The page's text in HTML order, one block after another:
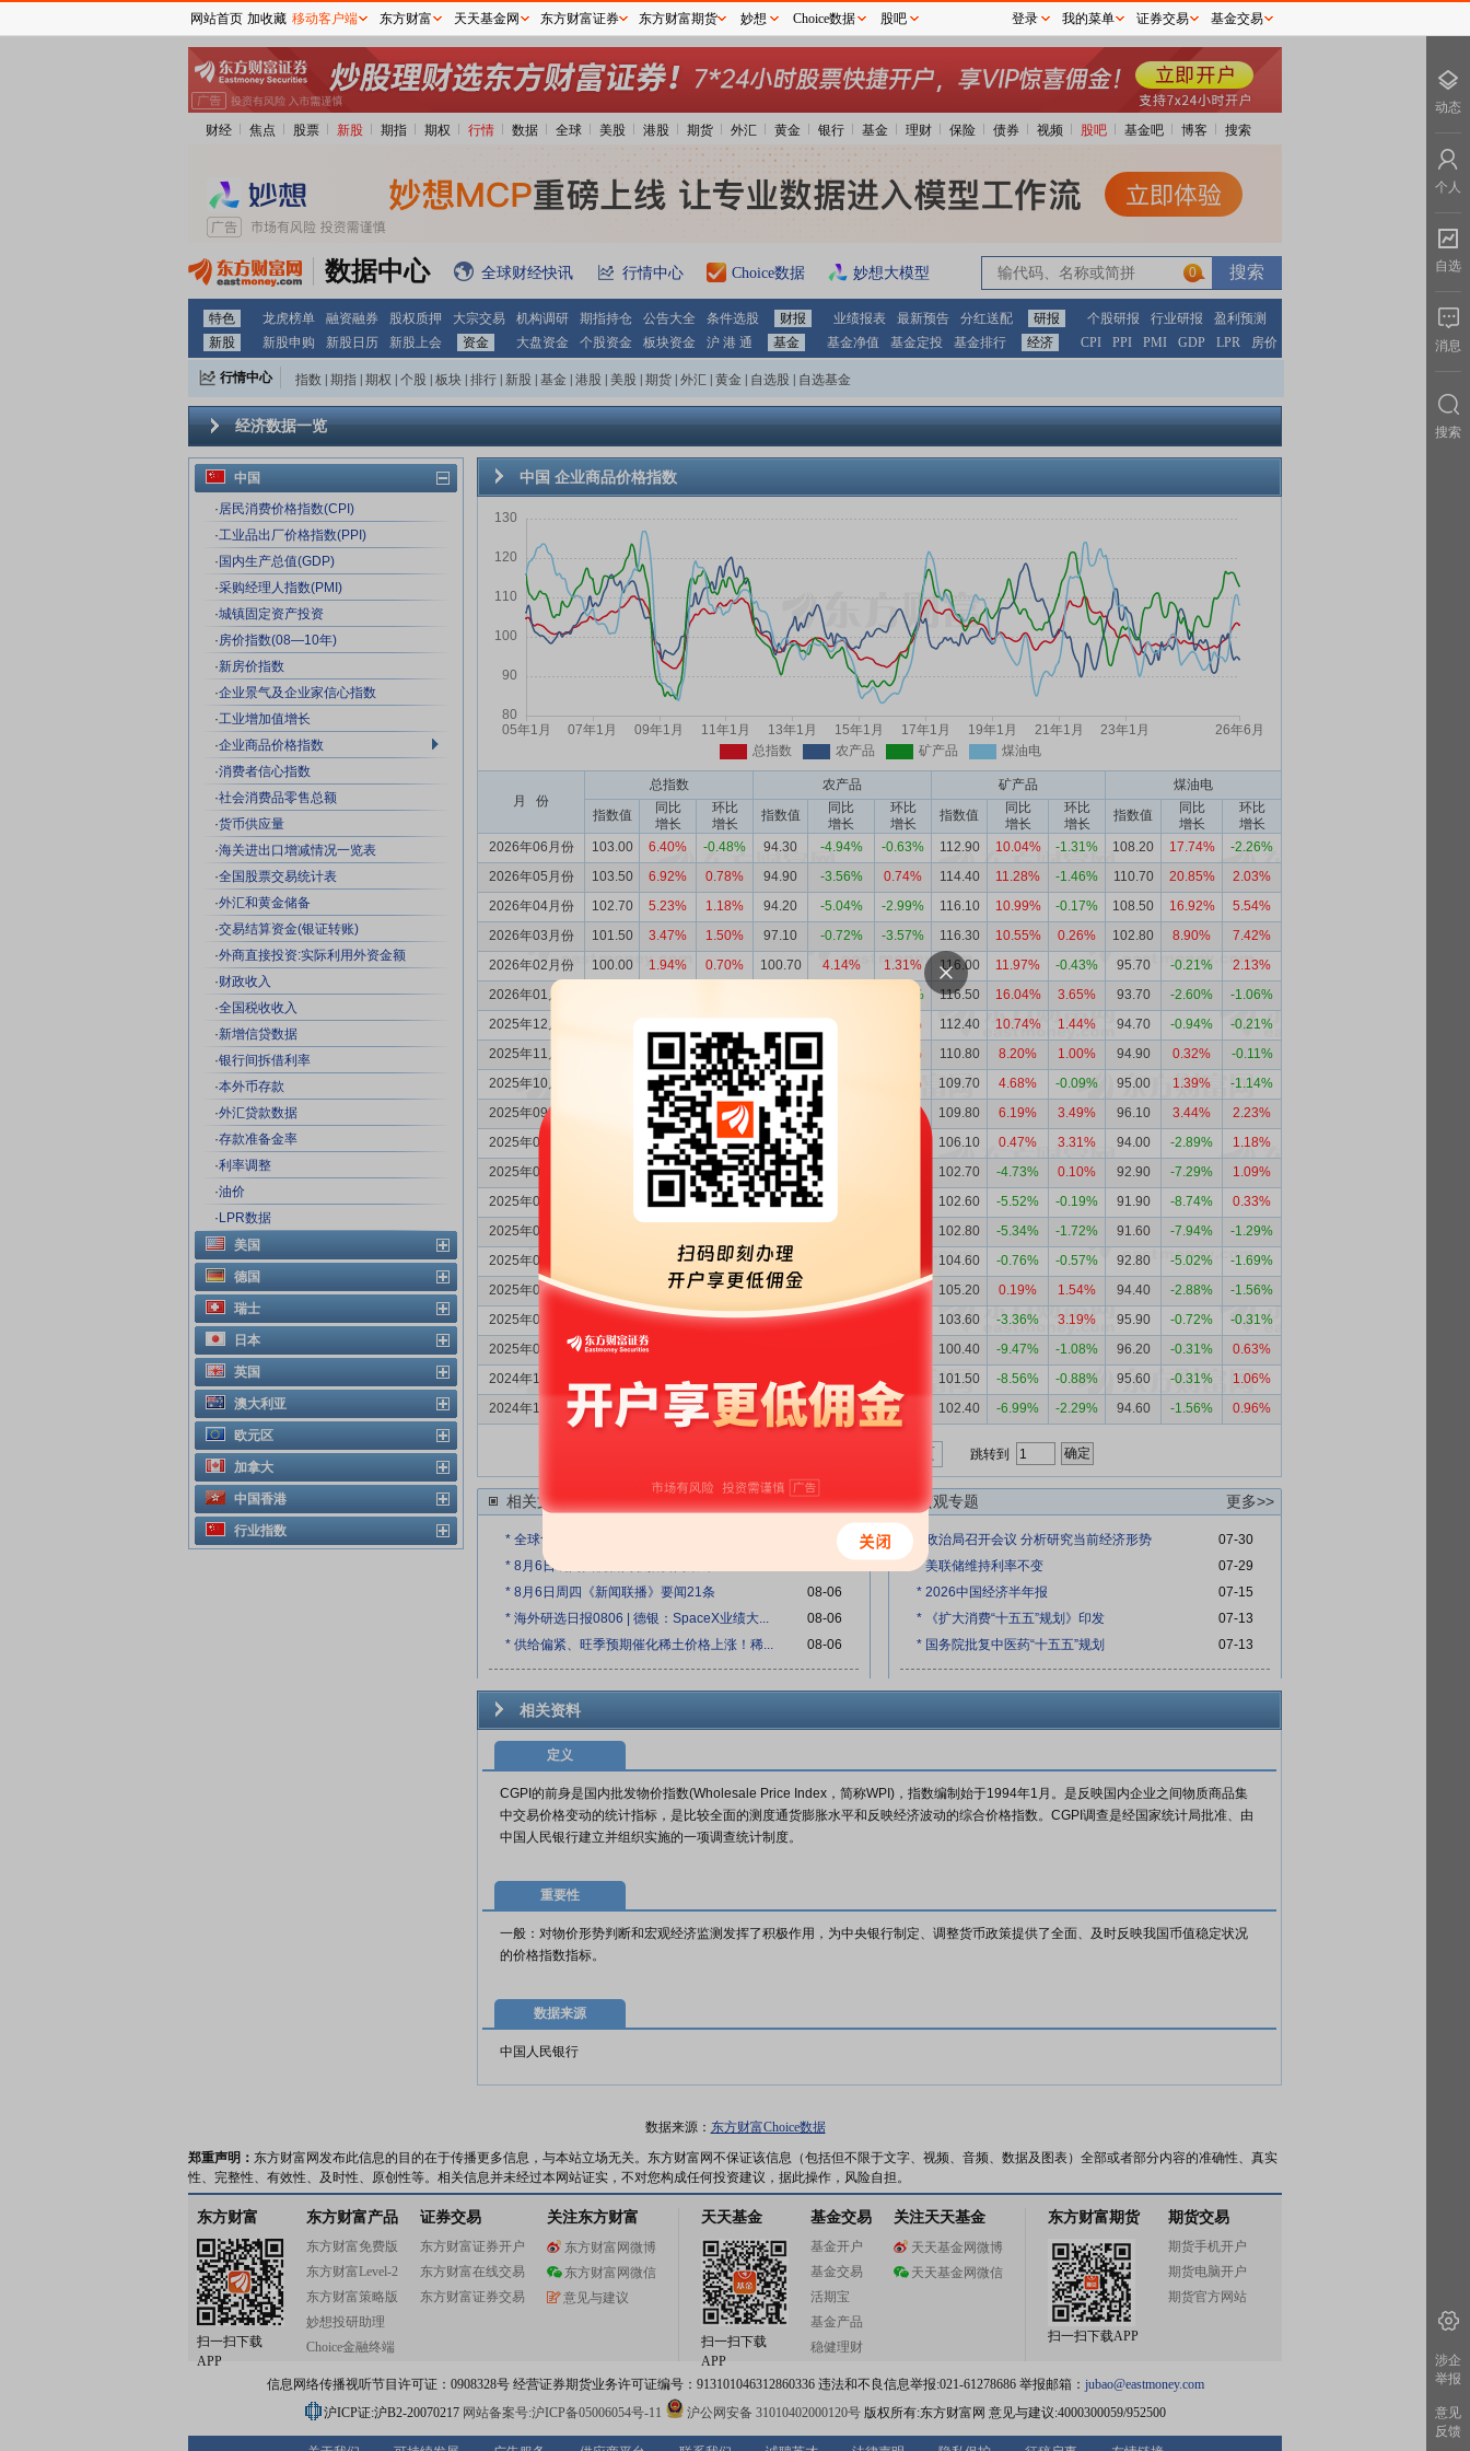
财经 焦点 股票 新股 期指 期权 行情 数据 全球 美股 港股 期货 外汇 黄金 银行 基金 理财 保险 债券 视频 股吧 基金吧 博客 搜索
数据中心 全球财经快讯 行情中心 Choice数据 妙想大模型 0
特色 龙虎榜单 融资融券 股权质押 大宗交易 机构调研 期指持仓 公告大全 条件选股 财报 业绩报表 最新预告 分红送配 研报 个股研报 行业研报
盈利预测
新股
新股申购 新股日历 新股上会 资金 大盘资金 个股资金 板块资金 沪 港 通 基金 基金净值 基金定投 基金排行 经济 CPI PPI PMI GDP LPR 房价
行情中心 指数 期指 期权 个股 板块 排行 新股 基金 港股 美股 期货 外汇 黄金 自选股 自选基金
经济数据一览
中国
·居民消费价格指数(CPI)
·工业品出厂价格指数(PPI)
· 国内生产总值(GDP)
·采购经理人指数(PMI)
·城镇固定资产投资
·房价指数(08—10年)
·新房价指数
·企业景气及企业家信心指数
·工业增加值增长
·企业商品价格指数
·消费者信心指数
·社会消费品零售总额
·货币供应量
·海关进出口增减情况一览表
·全国股票交易统计表
·外汇和黄金储备
·交易结算资金(银证转账)
·外商直接投资:实际利用外资金额
·财政收入
·全国税收收入
·新增信贷数据
·银行间拆借利率
·本外币存款
·外汇贷款数据
·存款准备金率
·利率调整
·油价
· LPR数据
美国
德国
瑞士
日本
英国
澳大利亚
欧元区
加拿大
中国香港
行业指数
中国 企业商品价格指数
月 份
总指数 农产品 矿产品
煤油电
指数值
同比
增长
环比
增长
指数值
同比
增长
环比
增长
指数值
同比
增长
环比
增长
指数值
同比
增长
环比
增长
2026年06月份
103.00 6.40% -0.48% 94.30 -4.94% -0.63% 112.90 10.04% -1.31% 108.20 17.74%
-2.26%
2026年05月份
103.50 6.92% 0.78% 94.90 -3.56% 0.74% 114.40 11.28% -1.46% 110.70 20.85%
2.03%
2026年04月份
102.70 5.23% 1.18% 94.20 -5.04% -2.99% 116.10 10.99% -0.17% 108.50 16.92%
5.54%
2026年03月份
101.50 3.47% 1.50% 97.10 -0.72% -3.57% 116.30 10.55% 0.26% 102.80 8.90%
7.42%
2026年02月份
100.00 1.94% 0.70% 100.70 4.14% 1.31% 116.00 11.97% -0.43% 95.70 -0.21%
2.13%
2026年01月份
-1.00% 116.50 16.04% 3.65% 93.70 -2.60%
-1.06%
2025年12月份
1.01% 2.97% 112.40 10.74% 1.44% 94.70 -0.94%
-0.21%
2025年11月份
0.82% 97.50 6.21% 110.80 8.20% 1.00% 94.90 0.32%
-0.11%
2025年10月份
-1.72% -0.41% 91.80 -13.31% 1.10% 109.70 4.68% -0.09% 95.00 1.39%
-1.14%
2025年09月份
-0.61% 0.41% 90.80 -15.22% -0.87% 109.80 6.19% 3.49% 96.10 3.44%
2.23%
2025年08月份
-1.82% 0.21% 91.60 -13.18% 106.10 0.47% 3.31% 94.00 -2.89%
1.18%
2025年07月份
-2.71% 0.31% 96.70 102.70 -4.73% 0.10% 92.90 -7.29%
1.09%
2025年06月份
-3.10% 0.00% 99.20 2.48% 102.60 -5.52% -0.19% 91.90 -8.74%
0.33%
2025年05月份
102.80 -5.34% -1.72% 91.60 -7.94%
-1.29%
2025年04月份
-0.61% -0.51% 99.20 104.60 -0.76% -0.57% 92.80 -5.02%
-1.69%
2025年03月份
98.10 0.41% 0.00% 97.80 1.14% 105.20 0.19% 1.54% 94.40 -2.88%
-1.56%
2025年02月份
98.10 0.31% -0.30% 96.70 -1.93% 103.60 -3.36% 3.19% 95.90 -0.72%
-0.31%
2025年01月份
98.40 0.61% 100.40 -9.47% -1.08% 96.20 -0.31%
0.63%
2024年12月份
0.10% 99.40 3.01% -3.40% 101.50 -8.56% -0.88% 95.60 -0.31%
1.06%
2024年11月份
98.60 0.72% -0.40% 102.90 9.70% -2.83% 102.40 -6.99% -2.29% 94.60 -1.56% 0.96%
下一页 跳转到
相关文章 更多>>
* 全球食品价格升至三年来的最高水平
08-07
* 8月6日晚间央视新闻联播要闻集锦
* 8月6日周四《新闻联播》要闻21条
08-06
* 海外研选日报0806 | 德银：SpaceX业绩大...
08-06
* 供给偏紧、旺季预期催化稀土价格上涨！稀...
08-06
宏观专题 更多>>
* 政治局召开会议 分析研究当前经济形势
07-30
* 美联储维持利率不变
07-29
* 2026中国经济半年报
07-15
* 《扩大消费“十五五”规划》印发
07-13
* 国务院批复中医药“十五五”规划
07-13
相关资料
定义
CGPI的前身是国内批发物价指数(Wholesale Price Index，简称WPI)，指数编制始于1994年1月。是反映国内企业之间物质商品集
中交易价格变动的统计指标，是比较全面的测度通货膨胀水平和反映经济波动的综合价格指数。CGPI调查是经国家统计局批准、由
中国人民银行建立并组织实施的一项调查统计制度。
重要性
一般：对物价形势判断和宏观经济监测发挥了积极作用，为中央银行制定、调整货币政策提供了全面、及时反映我国币值稳定状况
的价格指数指标。
数据来源
中国人民银行
数据来源： 东方财富Choice数据
郑重声明： 东方财富网发布此信息的目的在于传播更多信息，与本站立场无关。东方财富网不保证该信息（包括但不限于文字、视频、音频、数据及图表）全部或者部分内容的准确性、真实
性、完整性、有效性、及时性、原创性等。相关信息并未经过本网站证实，不对您构成任何投资建议，据此操作，风险自担。
东方财富
扫一扫下载
APP
东方财富产品
东方财富免费版
东方财富Level-2
东方财富策略版
妙想投研助理
Choice金融终端
证券交易
东方财富证券开户
东方财富在线交易
东方财富证券交易
关注东方财富
东方财富网微博
东方财富网微信
意见与建议
天天基金
扫一扫下载
APP
基金交易
基金开户
基金交易
活期宝
基金产品
稳健理财
关注天天基金
天天基金网微博
天天基金网微信
东方财富期货
扫一扫下载APP
期货交易
期货手机开户
期货电脑开户
期货官方网站
信息网络传播视听节目许可证：0908328号 经营证券期货业务许可证编号：913101046312860336 违法和不良信息举报:021-61278686 举报邮箱： jubao@eastmoney.com
沪ICP证:沪B2-20070217 网站备案号:沪ICP备05006054号-11 沪公网安备 31010402000120号版权所有:东方财富网 意见与建议:4000300059/952500
网站首页 加收藏 移动客户端 东方财富 天天基金网 东方财富证券 东方财富期货 妙想 Choice数据 股吧 登录 我的菜单 证券交易 基金交易
动态
个人
自选
消息
搜索
涉企
举报
意见
反馈